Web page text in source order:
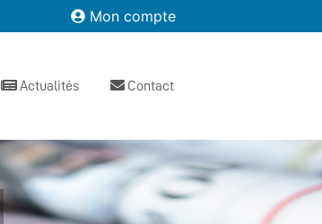
Mon compte
Actualités Contact